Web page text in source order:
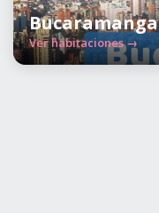
Bucaramanga
Ver habitaciones →